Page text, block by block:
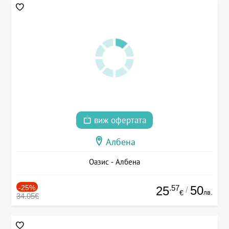
виж офертата
Албена
Оазис - Албена
-25%
34.05€ 25.57
€ / 50лв.